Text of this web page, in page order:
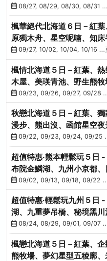
市場08/27, 08/29, 08/30, 08/31
楓華絕代北海道６日－紅
原獨木舟、星空呢喃、知
纜車、旭山動物園
09/27, 10/02, 10/04, 10/16 ...
楓情北海道５日－紅葉、
木屋、美瑛青池、野生熊
葉奇蹟谷、螃蟹吃到飽
09/23, 09/26, 09/27, 09/28
秋戀北海道５日－紅葉、
漫步、熊出沒、函館星空
海膽、三大螃蟹放題
09/22, 09/23, 09/24, 09/25
超值特惠‧熊本輕鬆玩５日
布院金鱗湖、九州小京都
城、熊本AEON
09/02, 09/13, 09/18, 09/22
超值特惠‧輕鬆玩九州５日
湖、九重夢吊橋、秘境黑
飽08/24, 08/29, 09/01, 09/07
楓戀北海道５日－紅葉、
熊牧場、夢幻星型五稜廓